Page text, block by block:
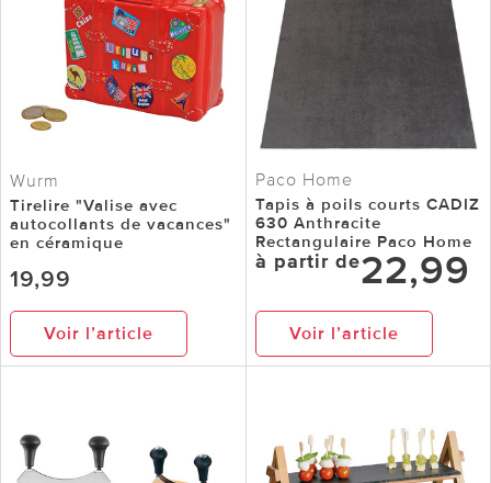
Wurm
Tirelire "Valise avec
autocollants de vacances"
en céramique
19,99
Voir l’article
Paco Home
Tapis à poils courts CADIZ
630 Anthracite
Rectangulaire Paco Home
à partir de22,99
Voir l’article